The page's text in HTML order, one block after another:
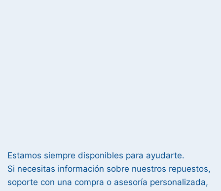
Estamos siempre disponibles para ayudarte.
Si necesitas información sobre nuestros repuestos,
soporte con una compra o asesoría personalizada,